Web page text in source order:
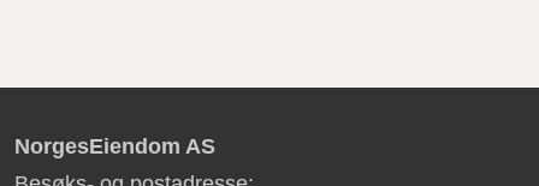
NorgesEiendom AS